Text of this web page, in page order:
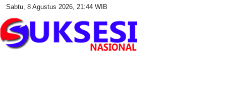
Sabtu, 8 Agustus 2026, 21:44 WIB